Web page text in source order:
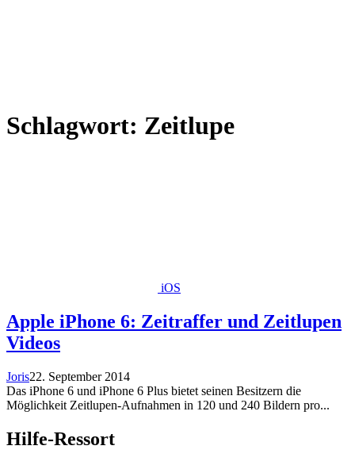
Schlagwort: Zeitlupe
iOS
Apple iPhone 6: Zeitraffer und Zeitlupen
Videos
Joris22. September 2014
Das iPhone 6 und iPhone 6 Plus bietet seinen Besitzern die
Möglichkeit Zeitlupen-Aufnahmen in 120 und 240 Bildern pro...
Hilfe-Ressort